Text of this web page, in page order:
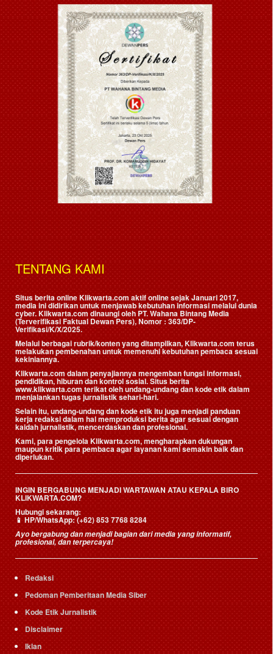
TENTANG KAMI
Situs berita online Klikwarta.com aktif online sejak Januari 2017,
media ini didirikan untuk menjawab kebutuhan informasi melalui dunia
cyber. Klikwarta.com dinaungi oleh PT. Wahana Bintang Media
(Terverifikasi Faktual Dewan Pers), Nomor : 363/DP-
Verifikasi/K/X/2025.
Melalui berbagai rubrik/konten yang ditampilkan, Klikwarta.com terus
melakukan pembenahan untuk memenuhi kebutuhan pembaca sesuai
kekiniannya.
Klikwarta.com dalam penyajiannya mengemban fungsi informasi,
pendidikan, hiburan dan kontrol sosial. Situs berita
www.klikwarta.com terikat oleh undang-undang dan kode etik dalam
menjalankan tugas jurnalistik sehari-hari.
Selain itu, undang-undang dan kode etik itu juga menjadi panduan
kerja redaksi dalam hal memproduksi berita agar sesuai dengan
kaidah jurnalistik, mencerdaskan dan profesional.
Kami, para pengelola Klikwarta.com, mengharapkan dukungan
maupun kritik para pembaca agar layanan kami semakin baik dan
diperlukan.
INGIN BERGABUNG MENJADI WARTAWAN ATAU KEPALA BIRO
KLIKWARTA.COM?
Hubungi sekarang:
📱HP/WhatsApp:(+62) 853 7768 8284
Ayo bergabung dan menjadi bagian dari media yang informatif,
profesional, dan terpercaya!
Redaksi
Pedoman Pemberitaan Media Siber
Kode Etik Jurnalistik
Disclaimer
Iklan